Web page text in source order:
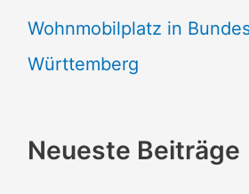
Wohnmobilplatz in
Württemberg
Neueste Beiträge